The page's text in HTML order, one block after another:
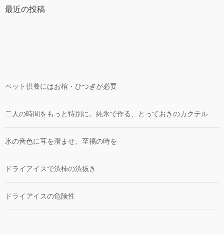
最近の投稿
ペット供養にはお棺・ひつぎが必要
二人の時間をもっと特別に。純氷で作る、とっておきのカクテル
氷の音色に耳を澄ませ、至福の時を
ドライアイスで渋柿の渋抜き
ドライアイスの危険性